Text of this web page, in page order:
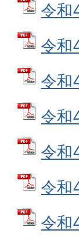
令和
令和
令和
令和
令和
令和
令和